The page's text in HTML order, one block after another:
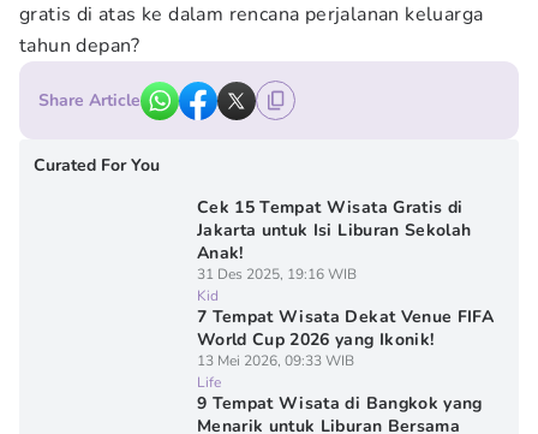
gratis di atas ke dalam rencana perjalanan keluarga
tahun depan?
Share Article
Curated For You
Cek 15 Tempat Wisata Gratis di
Jakarta untuk Isi Liburan Sekolah
Anak!
31 Des 2025, 19:16 WIB
Kid
7 Tempat Wisata Dekat Venue FIFA
World Cup 2026 yang Ikonik!
13 Mei 2026, 09:33 WIB
Life
9 Tempat Wisata di Bangkok yang
Menarik untuk Liburan Bersama